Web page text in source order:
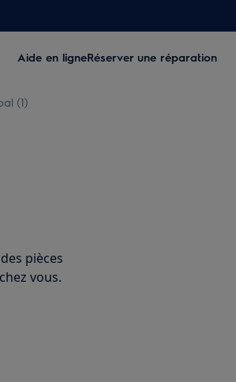
Aide en ligneRéserver une réparation
(1)
pièces
vous.